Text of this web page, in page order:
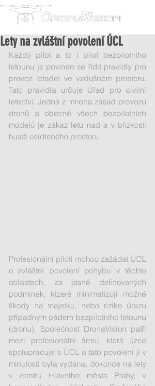
Lety na zvláštní povolení ÚCL
Každý pilot a to i pilot bezpilotního
letounu je povinen se řídit pravidly pro
provoz letadel ve vzdušném prostoru.
Tato pravidla určuje Úřad pro civilní
letectví. Jedna z mnoha zásad provozu
dronů a obecně všech bezpilotních
modelů je zákaz letu nad a v blízkosti
hustě osídleného prostoru.
Profesionální piloti mohou zažádat ÚCL
o zvláštní povolení pohybu v těchto
oblastech, za jasně definovaných
podmínek, ktzeré minimalizují možné
škody na majetku, nebo riziko úrazu
případným pádem bezpilotního letounu
(dronu). Společnost DronaVision patří
mezi profesionální firmu, která úzce
spolupracuje s ÚCL a tato povolení ji v
minulosti byla vydána, dokonce na lety
v centru Hlavního města Prahy, v